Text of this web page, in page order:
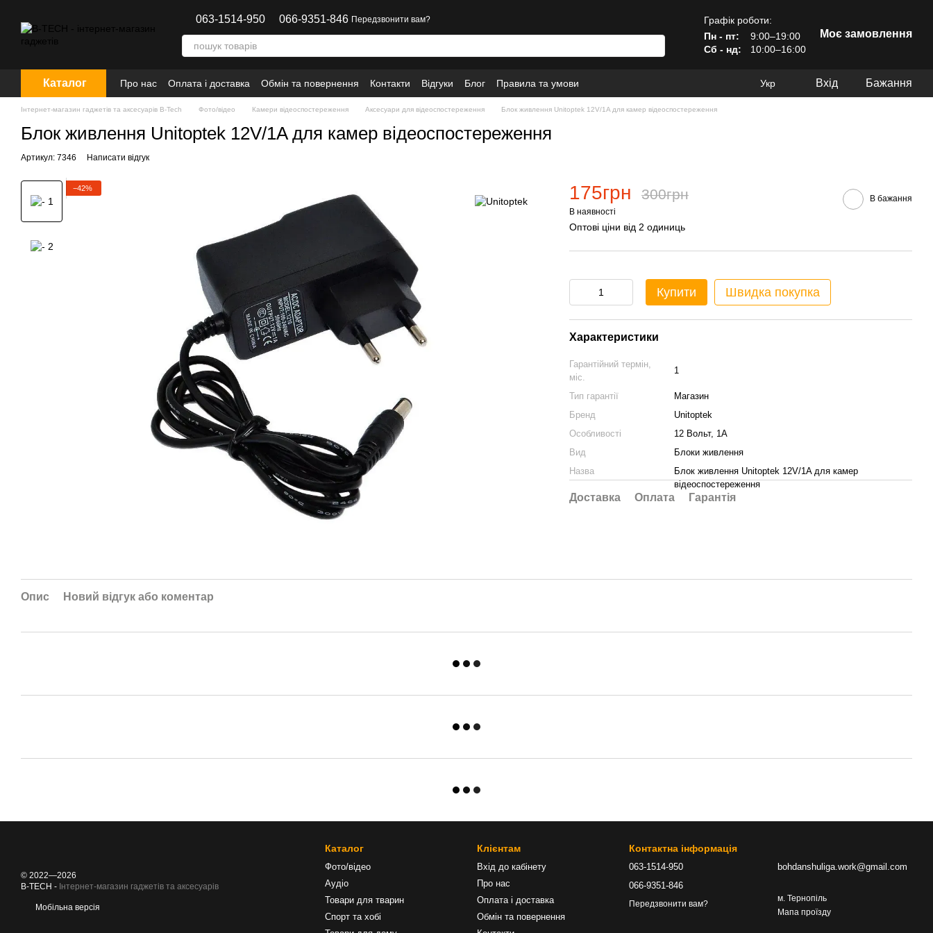
063-1514-950 066-9351-846 Передзвонити вам?
Графік роботи:
Пн - пт:
9:00–19:00
Сб - нд:
10:00–16:00
Моє замовлення
Каталог Про нас Оплата і доставка Обмін та повернення Контакти Відгуки Блог Правила та умови Укр Вхід Бажання
Інтернет-магазин гаджетів та аксесуарів B-Tech Фото/відео Камери відеоспостереження Аксесуари для відеоспостереження Блок живлення Unitoptek 12V/1A для камер відеоспостереження
Блок живлення Unitoptek 12V/1A для камер відеоспостереження
Артикул: 7346 Написати відгук
−42% 175грн 300грн
В наявності
В бажання
Оптові ціни від 2 одиниць
Купити Швидка покупка
Характеристики
Гарантійний термін,
міс.
1
Тип гарантії
Магазин
Бренд
Unitoptek
Особливості
12 Вольт, 1А
Вид
Блоки живлення
Назва
Блок живлення Unitoptek 12V/1A для камер
відеоспостереження
Доставка Оплата Гарантія
Опис Новий відгук або коментар
© 2022—2026
B-TECH - Інтернет-магазин гаджетів та аксесуарів
Мобільна версія
Каталог
Фото/відео
Аудіо
Товари для тварин
Спорт та хобі
Клієнтам
Вхід до кабінету
Про нас
Оплата і доставка
Обмін та повернення
Контактна інформація
063-1514-950
066-9351-846
Передзвонити вам?
bohdanshuliga.work@gmail.com
м. Тернопіль
Мапа проїзду